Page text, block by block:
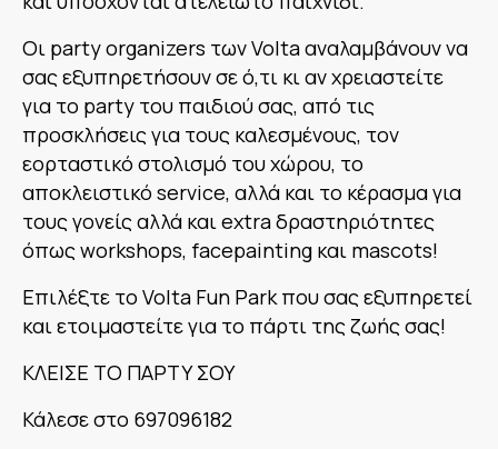
Οι party organizers των Volta αναλαμβάνουν να
σας εξυπηρετήσουν σε ό,τι κι αν χρειαστείτε
για το party του παιδιού σας, από τις
προσκλήσεις για τους καλεσμένους, τον
εορταστικό στολισμό του χώρου, το
αποκλειστικό service, αλλά και το κέρασμα για
τους γονείς αλλά και extra δραστηριότητες
όπως workshops, facepainting και mascots!
Επιλέξτε το Volta Fun Park που σας εξυπηρετεί
και ετοιμαστείτε για το πάρτι της ζωής σας!
ΚΛΕΙΣΕ ΤΟ ΠΑΡΤΥ ΣΟΥ
Κάλεσε στο 697096182